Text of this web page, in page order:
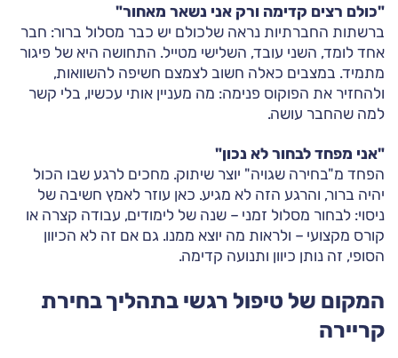
"כולם רצים קדימה ורק אני נשאר מאחור"
ברשתות החברתיות נראה שלכולם יש כבר מסלול ברור: חבר
אחד לומד, השני עובד, השלישי מטייל. התחושה היא של פיגור
מתמיד. במצבים כאלה חשוב לצמצם חשיפה להשוואות,
ולהחזיר את הפוקוס פנימה: מה מעניין אותי עכשיו, בלי קשר
למה שהחבר עושה.
"אני מפחד לבחור לא נכון"
הפחד מ"בחירה שגויה" יוצר שיתוק. מחכים לרגע שבו הכול
יהיה ברור, והרגע הזה לא מגיע. כאן עוזר לאמץ חשיבה של
ניסוי: לבחור מסלול זמני – שנה של לימודים, עבודה קצרה או
קורס מקצועי – ולראות מה יוצא ממנו. גם אם זה לא הכיוון
הסופי, זה נותן כיוון ותנועה קדימה.
המקום של טיפול רגשי בתהליך בחירת
קריירה